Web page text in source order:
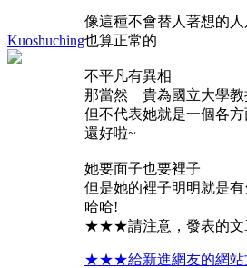
Kuoshuching
像這種不會替人著想的
也算正常的
不平凡有異相
那當然 貴為國立大學
但不代表她就是一個各
還好啦~
她要面子也要裡子
但是她的裡子明明就是
哈哈!
★★★請注意，發表的文
★★★給新進網友的網